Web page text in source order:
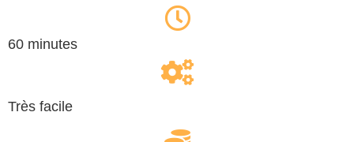
60 minutes
Très facile